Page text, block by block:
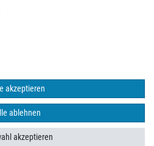
Sanitätshaus GmbH
sich inklusive der Mehrwertsteuer,
der Versandkosten.
akzeptieren
ablehnen
akzeptieren